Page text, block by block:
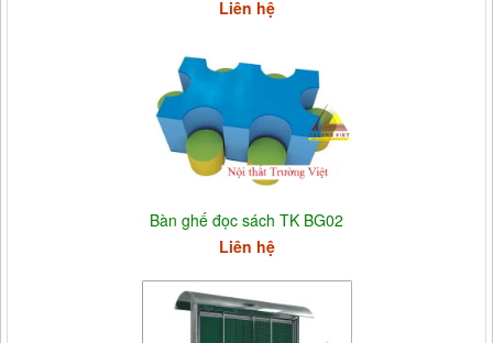
Liên hệ
Bàn ghế đọc sách TK BG02
Liên hệ